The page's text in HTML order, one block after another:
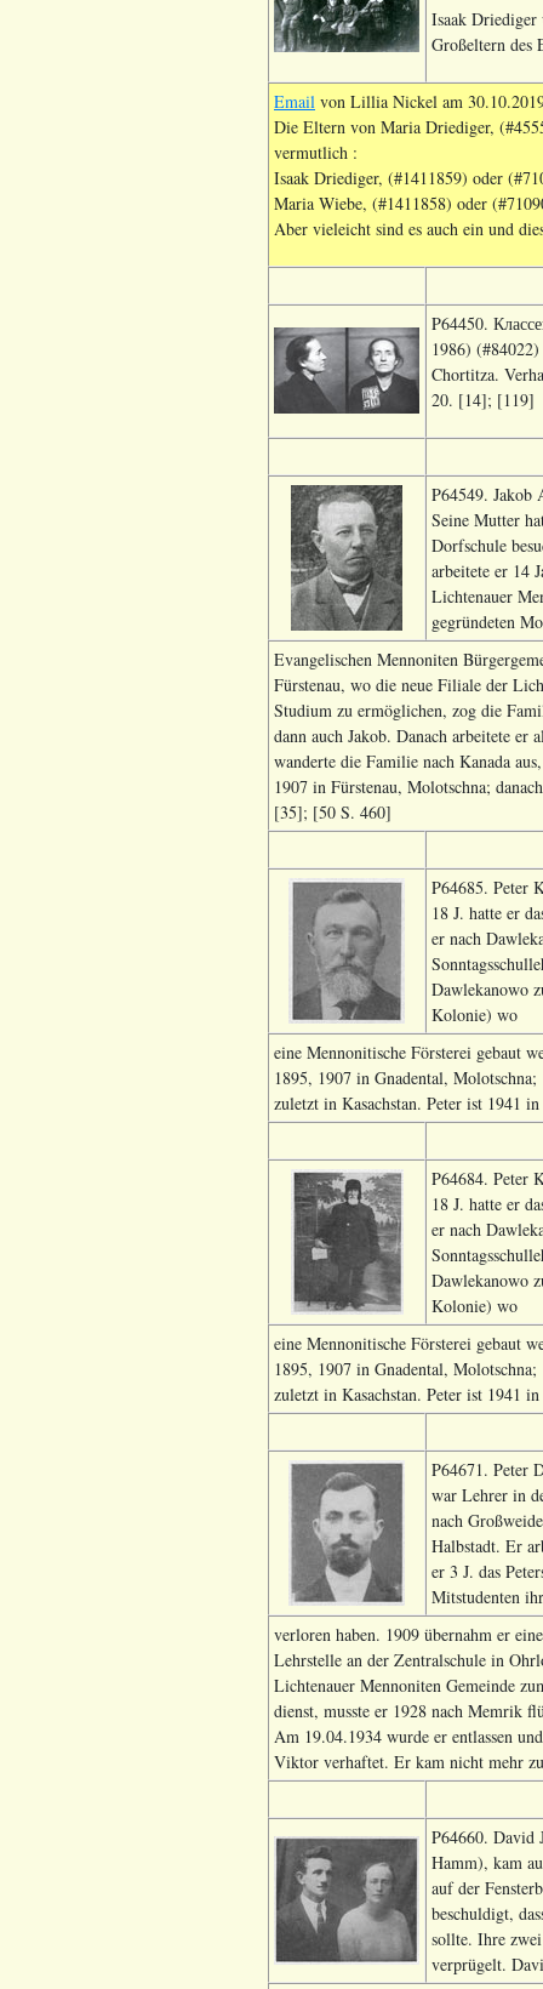
Isaak
Großeltern des
Email von Lillia Nickel am
Die Eltern von Maria Driediger,
vermutlich :
Isaak Driediger, (#1411859) oder
Maria Wiebe, (#1411858) oder
Aber vieleicht sind es auch ein und
P64450.
1986)
Chortitza.
20. [14]; [119]
P64549. Jakob
Seine Mutter
Dorfschule
arbeitete er 14
Lichtenauer
gegründeten
Evangelischen Mennoniten
Fürstenau, wo die neue Filiale der
Studium zu ermöglichen, zog die
dann auch Jakob. Danach arbeitete
wanderte die Familie nach Kanada
1907 in Fürstenau, Molotschna;
[35]; [50 S. 460]
P64685. Peter
18 J. hatte er
er nach
Dawlekanowo
Kolonie) wo
eine Mennonitische Försterei gebaut
1895, 1907 in Gnadental,
zuletzt in Kasachstan. Peter ist 1941
P64684. Peter
18 J. hatte er
er nach
Dawlekanowo
Kolonie) wo
eine Mennonitische Försterei gebaut
1895, 1907 in Gnadental,
zuletzt in Kasachstan. Peter ist 1941
P64671. Peter
war Lehrer in
nach
Halbstadt. Er
er 3 J. das
Mitstudenten
verloren haben. 1909 übernahm er
Lehrstelle an der Zentralschule in
Lichtenauer Mennoniten Gemeinde
dienst, musste er 1928 nach Memrik
Am 19.04.1934 wurde er entlassen
Viktor verhaftet. Er kam nicht mehr
P64660. David
Hamm), kam
auf der
beschuldigt,
sollte. Ihre
verprügelt.